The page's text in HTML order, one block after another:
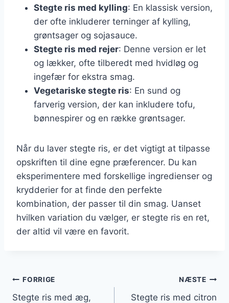
Stegte ris med kylling: En klassisk version,
der ofte inkluderer terninger af kylling,
grøntsager og sojasauce.
Stegte ris med rejer: Denne version er let
og lækker, ofte tilberedt med hvidløg og
ingefær for ekstra smag.
Vegetariske stegte ris: En sund og
farverig version, der kan inkludere tofu,
bønnespirer og en række grøntsager.
Når du laver stegte ris, er det vigtigt at tilpasse
opskriften til dine egne præferencer. Du kan
eksperimentere med forskellige ingredienser og
krydderier for at finde den perfekte
kombination, der passer til din smag. Uanset
hvilken variation du vælger, er stegte ris en ret,
der altid vil være en favorit.
Indlægsnavigation
FORRIGE
Stegte ris med æg,
NÆSTE
Stegte ris med citron